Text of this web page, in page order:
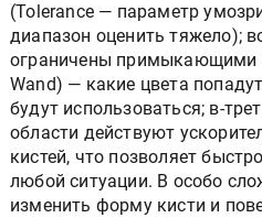
(Tolerance — параметр
диапазон оценить тяжело);
ограничены примыкающими
Wand) — какие цвета
будут использоваться; в-
области действуют
кистей, что позволяет
любой ситуации. В особо
изменить форму кисти и